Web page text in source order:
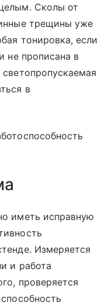
Сколы от
трещины уже
тонировка, если
не прописана в
в
иметь исправную
Измеряется
и работа
проверяется